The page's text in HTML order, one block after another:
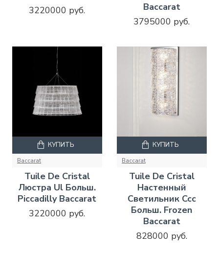
3220000 руб.
Baccarat
3795000 руб.
Baccarat
Tuile De Cristal
Люстра Ul Больш.
Piccadilly Baccarat
3220000 руб.
КУПИТЬ
Baccarat
Tuile De Cristal
Настенный
Светильник Ccc
Больш. Frozen
Baccarat
828000 руб.
КУПИТЬ